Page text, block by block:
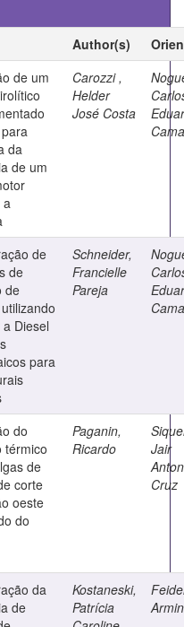
Author(s)
de um
da
de um
Carozzi ,
Helder
José Costa
de
de
de
Diesel
para
Schneider,
Francielle
Pareja
do
térmico
de
corte
oeste
do
Paganin,
Ricardo
Jair
Cruz
da
de
Kostaneski,
Patrícia
Armin